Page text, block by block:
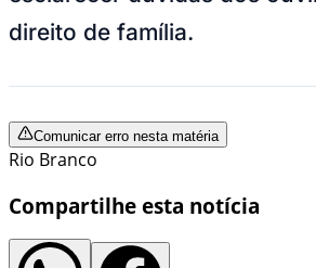
direito de família.
Comunicar erro nesta matéria
Rio Branco
Compartilhe esta notícia